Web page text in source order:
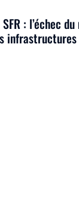
: l’échec